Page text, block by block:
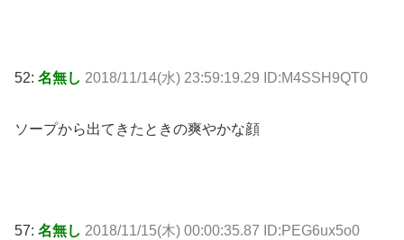
52: 名無し 2018/11/14(水) 23:59:19.29 ID:M4SSH9QT0
ソープから出てきたときの爽やかな顔
57: 名無し 2018/11/15(木) 00:00:35.87 ID:PEG6ux5o0